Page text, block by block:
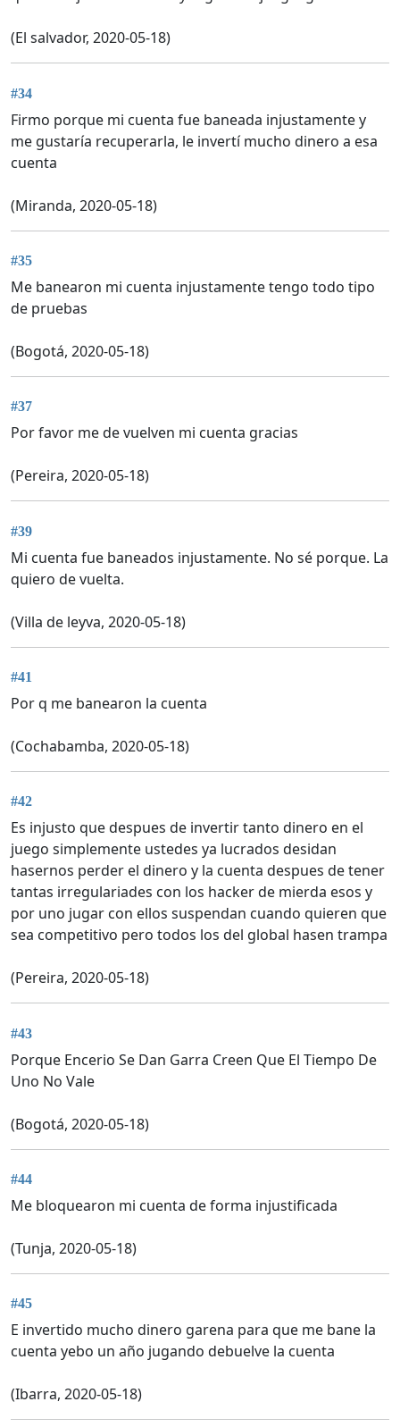
(El salvador, 2020-05-18)
#34
Firmo porque mi cuenta fue baneada injustamente y
me gustaría recuperarla, le invertí mucho dinero a esa
cuenta
(Miranda, 2020-05-18)
#35
Me banearon mi cuenta injustamente tengo todo tipo
de pruebas
(Bogotá, 2020-05-18)
#37
Por favor me de vuelven mi cuenta gracias
(Pereira, 2020-05-18)
#39
Mi cuenta fue baneados injustamente. No sé porque. La
quiero de vuelta.
(Villa de leyva, 2020-05-18)
#41
Por q me banearon la cuenta
(Cochabamba, 2020-05-18)
#42
Es injusto que despues de invertir tanto dinero en el
juego simplemente ustedes ya lucrados desidan
hasernos perder el dinero y la cuenta despues de tener
tantas irregulariades con los hacker de mierda esos y
por uno jugar con ellos suspendan cuando quieren que
sea competitivo pero todos los del global hasen trampa
(Pereira, 2020-05-18)
#43
Porque Encerio Se Dan Garra Creen Que El Tiempo De
Uno No Vale
(Bogotá, 2020-05-18)
#44
Me bloquearon mi cuenta de forma injustificada
(Tunja, 2020-05-18)
#45
E invertido mucho dinero garena para que me bane la
cuenta yebo un año jugando debuelve la cuenta
(Ibarra, 2020-05-18)